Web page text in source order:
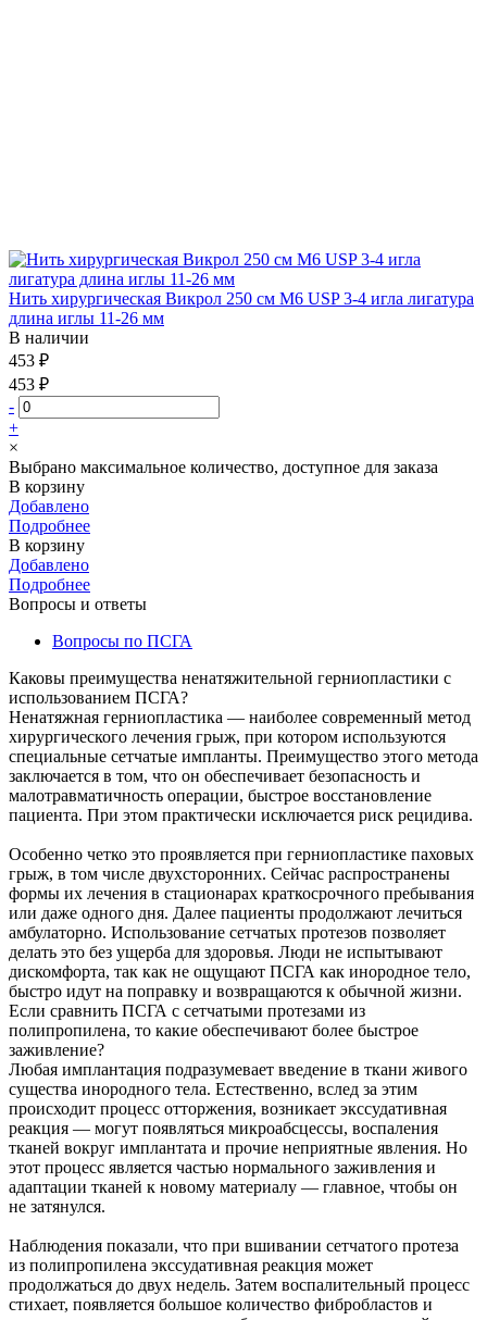
Нить хирургическая Викрол 250 см М6 USP 3-4 игла лигатура
длина иглы 11-26 мм
В наличии
453 ₽
453 ₽
-
+
×
Выбрано максимальное количество, доступное для заказа
В корзину
Добавлено
Подробнее
В корзину
Добавлено
Подробнее
Вопросы и ответы
Вопросы по ПСГА
Каковы преимущества ненатяжительной герниопластики с
использованием ПСГА?
Ненатяжная герниопластика — наиболее современный метод
хирургического лечения грыж, при котором используются
специальные сетчатые импланты. Преимущество этого метода
заключается в том, что он обеспечивает безопасность и
малотравматичность операции, быстрое восстановление
пациента. При этом практически исключается риск рецидива.
Особенно четко это проявляется при герниопластике паховых
грыж, в том числе двухсторонних. Сейчас распространены
формы их лечения в стационарах краткосрочного пребывания
или даже одного дня. Далее пациенты продолжают лечиться
амбулаторно. Использование сетчатых протезов позволяет
делать это без ущерба для здоровья. Люди не испытывают
дискомфорта, так как не ощущают ПСГА как инородное тело,
быстро идут на поправку и возвращаются к обычной жизни.
Если сравнить ПСГА с сетчатыми протезами из
полипропилена, то какие обеспечивают более быстрое
заживление?
Любая имплантация подразумевает введение в ткани живого
существа инородного тела. Естественно, вслед за этим
происходит процесс отторжения, возникает экссудативная
реакция — могут появляться микроабсцессы, воспаления
тканей вокруг имплантата и прочие неприятные явления. Но
этот процесс является частью нормального заживления и
адаптации тканей к новому материалу — главное, чтобы он
не затянулся.
Наблюдения показали, что при вшивании сетчатого протеза
из полипропилена экссудативная реакция может
продолжаться до двух недель. Затем воспалительный процесс
стихает, появляется большое количество фибробластов и